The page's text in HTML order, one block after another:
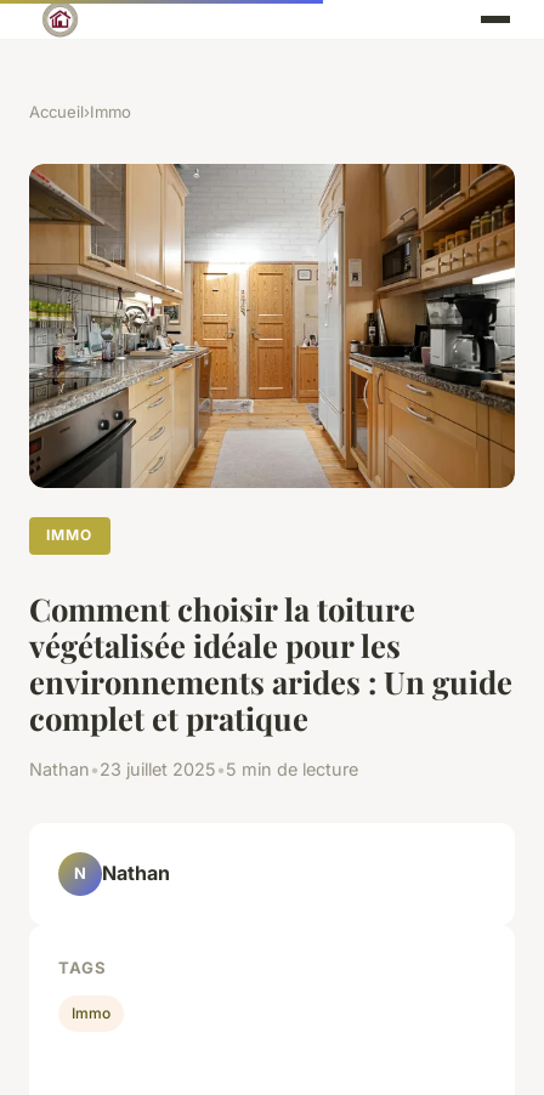
Accueil›Immo
IMMO
Comment choisir la toiture
végétalisée idéale pour les
environnements arides : Un guide
complet et pratique
Nathan•23 juillet 2025•5 min de lecture
N Nathan
TAGS
Immo